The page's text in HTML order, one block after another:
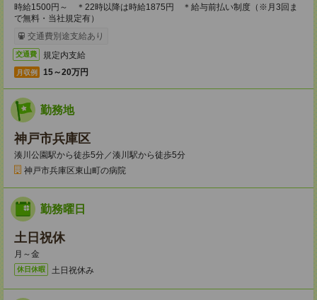
時給1500円～ ＊22時以降は時給1875円 ＊給与前払い制度（※月3回ま
で無料・当社規定有）
交通費別途支給あり
交通費 規定内支給
月収例 15～20万円
勤務地
神戸市兵庫区
湊川公園駅から徒歩5分／湊川駅から徒歩5分
神戸市兵庫区東山町の病院
勤務曜日
土日祝休
月～金
休日休暇 土日祝休み